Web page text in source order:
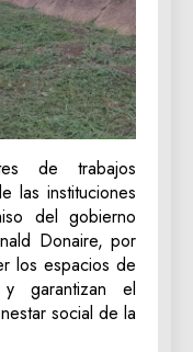
de trabajos
las instituciones
del gobierno
Donaire, por
los espacios de
garantizan el
social de la